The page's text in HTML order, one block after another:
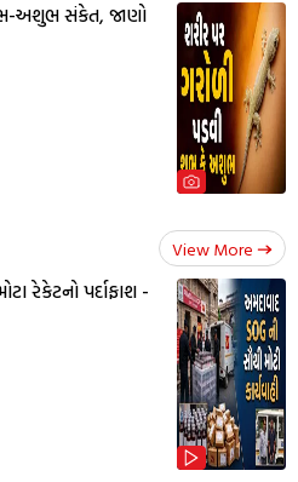
અશુભ સંકેત, જાણો
View More
રેકેટનો પર્દાફાશ -